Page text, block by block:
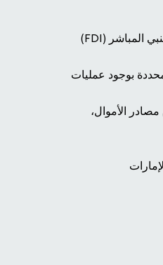
المرسوم بقانون اتحادي رقم 19 لسنة 2018 (وتعديلاته) ينظم الاستثمار الأجنبي المباشر (FDI)
بوجود عمليات
الأموال،